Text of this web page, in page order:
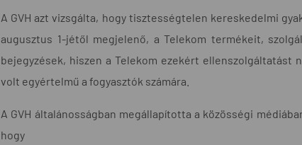
A GVH azt vizsgálta, hogy tisztességtelen kereskedelmi
augusztus 1-jétől megjelenő, a Telekom termékeit,
bejegyzések, hiszen a Telekom ezekért
volt egyértelmű a fogyasztók számára.
A GVH általánosságban megállapította a közösségi
hogy